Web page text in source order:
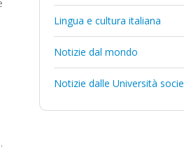
Lingua e cultura italiana
Notizie dal mondo
Notizie dalle Università socie